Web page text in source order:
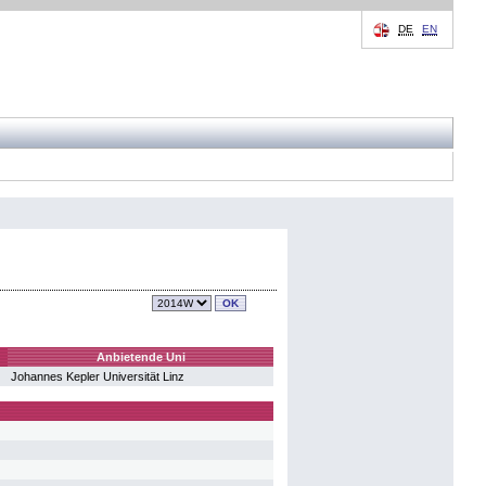
DE EN
Anbietende Uni
Johannes Kepler Universität Linz